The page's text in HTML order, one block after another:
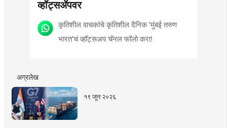
व्हॉट्सॲपवर
कृतिशील वाचकांचे कृतिशील दैनिक 'मुंबई तरुण
भारत'चं व्हॉट्सअप चॅनल फॉलो करा!
अग्रलेख
१९ जून २०२६